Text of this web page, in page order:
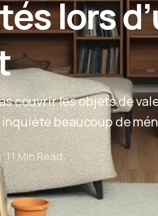
lors
couvrir les objets de
beaucoup de
11 Min Read